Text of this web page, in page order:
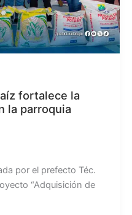
fortalece la
la parroquia
por el prefecto Téc.
“Adquisición de